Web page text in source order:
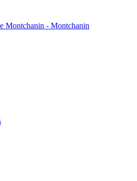
Montchanin - Montchanin